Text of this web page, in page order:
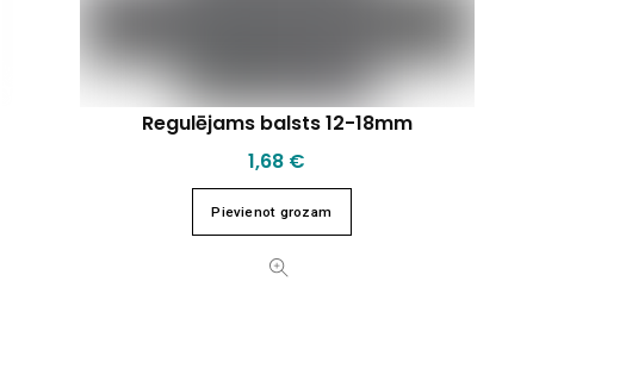
Regulējams balsts 12-18mm
1,68 €
Pievienot grozam